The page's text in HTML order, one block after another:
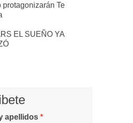
protagonizarán Te
EL SUEÑO YA
apellidos *